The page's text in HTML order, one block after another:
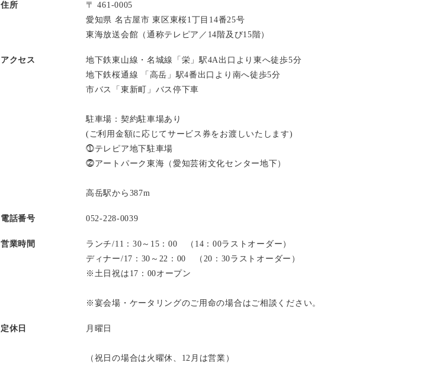
住所
〒 461-0005
愛知県 名古屋市 東区東桜1丁目14番25号
東海放送会館（通称テレピア／14階及び15階）
アクセス
地下鉄東山線・名城線「栄」駅4A出口より東へ徒歩5分
地下鉄桜通線 「高岳」駅4番出口より南へ徒歩5分
市バス「東新町」バス停下車
駐車場：契約駐車場あり
(ご利用金額に応じてサービス券をお渡しいたします)
⓵テレピア地下駐車場
⓶アートパーク東海（愛知芸術文化センター地下）
高岳駅から387m
電話番号 052-228-0039
営業時間
ランチ/11：30～15：00 （14：00ラストオーダー）
ディナー/17：30～22：00 （20：30ラストオーダー）
※土日祝は17：00オープン
※宴会場・ケータリングのご用命の場合はご相談ください。
定休日 月曜日
（祝日の場合は火曜休、12月は営業）